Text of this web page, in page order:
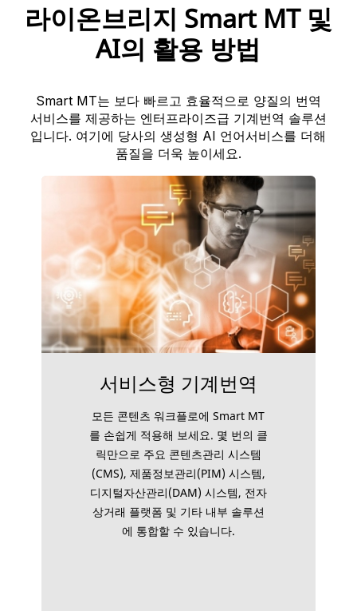
라이온브리지 Smart MT 및
AI의 활용 방법
Smart MT는 보다 빠르고 효율적으로 양질의 번역
서비스를 제공하는 엔터프라이즈급 기계번역 솔루션
입니다. 여기에 당사의 생성형 AI 언어서비스를 더해
품질을 더욱 높이세요.
서비스형 기계번역
모든 콘텐츠 워크플로에 Smart MT
를 손쉽게 적용해 보세요. 몇 번의 클
릭만으로 주요 콘텐츠관리 시스템
(CMS), 제품정보관리(PIM) 시스템,
디지털자산관리(DAM) 시스템, 전자
상거래 플랫폼 및 기타 내부 솔루션
에 통합할 수 있습니다.